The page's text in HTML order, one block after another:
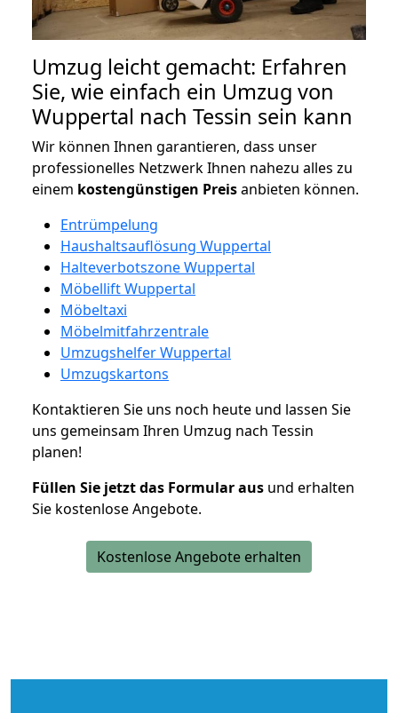
Umzug leicht gemacht: Erfahren
Sie, wie einfach ein Umzug von
Wuppertal nach Tessin sein kann
Wir können Ihnen garantieren, dass unser
professionelles Netzwerk Ihnen nahezu alles zu
einem kostengünstigen Preisanbieten können.
Entrümpelung
Haushaltsauflösung Wuppertal
Halteverbotszone Wuppertal
Möbellift Wuppertal
Möbeltaxi
Möbelmitfahrzentrale
Umzugshelfer Wuppertal
Umzugskartons
Kontaktieren Sie uns noch heute und lassen Sie
uns gemeinsam Ihren Umzug nach Tessin
planen!
Füllen Sie jetzt das Formular aus und erhalten
Sie kostenlose Angebote.
Kostenlose Angebote erhalten